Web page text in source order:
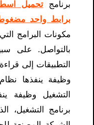
برنامجتحميل
برابط واحد
مكونات البرامج
بالتواصل. على
التطبيقات إلى
وظيفة ينفذها
التشغيل وظيفة
برنامج التشغيل،